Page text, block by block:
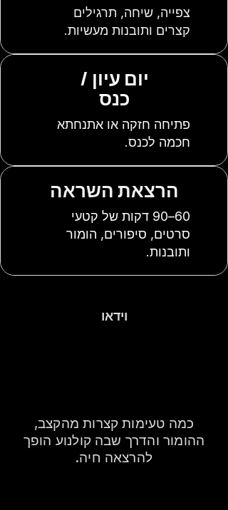
צפייה, שיחה, תרגילים
קצרים ותובנות מעשיות.
יום עיון /
כנס
פתיחה חזקה או אתנחתא
חכמה לכנס.
הרצאת השראה
60–90 דקות של קטעי
סרטים, סיפורים, הומור
ותובנות.
וידאו
כמה טעימות קצרות מהקצב,
ההומור והדרך שבה קולנוע הופך
להרצאה חיה.